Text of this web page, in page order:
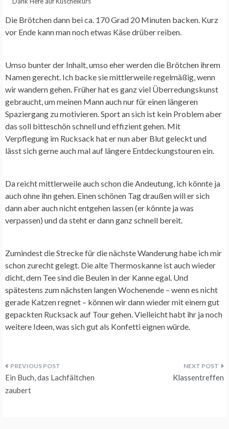
Die Brötchen dann bei ca. 170 Grad 20 Minuten backen. Kurz
vor Ende kann man noch etwas Käse drüber reiben.
Umso bunter der Inhalt, umso eher werden die Brötchen ihrem
Namen gerecht. Ich backe sie mittlerweile regelmäßig, wenn
wir wandern gehen. Früher hat es ganz viel Überredungskunst
gebraucht, um meinen Mann auch nur für einen längeren
Spaziergang zu motivieren. Sport an sich ist kein Problem aber
das soll bitteschön schnell und effizient gehen. Mit
Verpflegung im Rucksack hat er nun aber Blut geleckt und
lässt sich gerne auch mal auf längere Entdeckungstouren ein.
Da reicht mittlerweile auch schon die Andeutung, ich könnte ja
auch ohne ihn gehen. Einen schönen Tag draußen will er sich
dann aber auch nicht entgehen lassen (er könnte ja was
verpassen) und da steht er dann ganz schnell bereit.
Zumindest die Strecke für die nächste Wanderung habe ich mir
schon zurecht gelegt. Die alte Thermoskanne ist auch wieder
dicht, dem Tee sind die Beulen in der Kanne egal. Und
spätestens zum nächsten langen Wochenende – wenn es nicht
gerade Katzen regnet – können wir dann wieder mit einem gut
gepackten Rucksack auf Tour gehen. Vielleicht habt ihr ja noch
weitere Ideen, was sich gut als Konfetti eignen würde.
Beitragsnavigation
Ein Buch, das Lachfältchen
zaubert
Klassentreffen